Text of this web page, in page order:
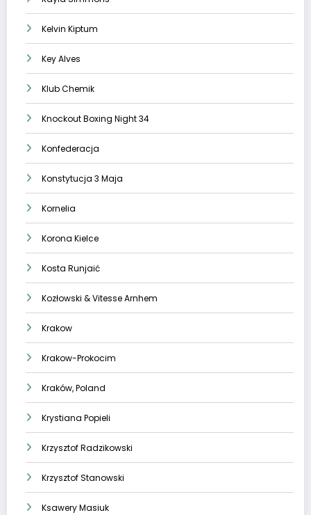
Kelvin Kiptum
Key Alves
Klub Chemik
Knockout Boxing Night 34
Konfederacja
Konstytucja 3 Maja
Kornelia
Korona Kielce
Kosta Runjaić
Kozłowski & Vitesse Arnhem
Krakow
Krakow-Prokocim
Kraków, Poland
Krystiana Popieli
Krzysztof Radzikowski
Krzysztof Stanowski
Ksawery Masiuk